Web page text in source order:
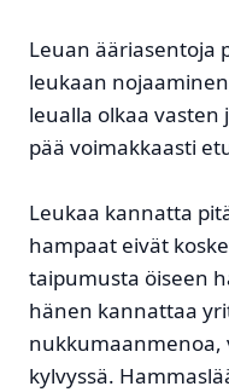
Leuan ääriasentoja
leukaan
leualla olkaa
pää voimakkaasti
Leukaa kannatta
hampaat eivät
taipumusta öiseen
hänen kannattaa
nukkumaanmenoa,
kylvyssä.